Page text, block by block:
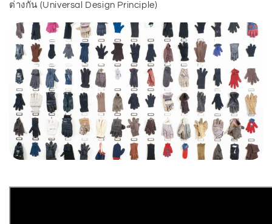
ต่างกัน (Universal Design Principle)